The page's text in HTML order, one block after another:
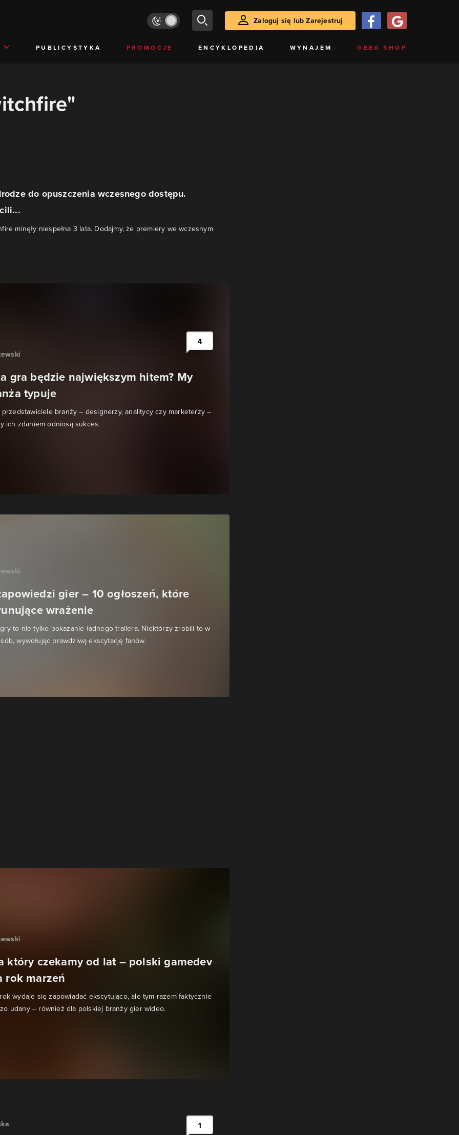
Zaloguj się lub Zarejestruj
PUBLICYSTYKA PROMOCJE ENCYKLOPEDIA WYNAJEM GEEK SHOP
do opuszczenia wczesnego dostępu.
minęły niespełna 3 lata. Dodajmy, że premiery we wczesnym
gra będzie największym hitem? My
typuje
branży – designerzy, analitycy czy marketerzy –
ich zdaniem odniosą sukces.
4
gier – 10 ogłoszeń, które
wrażenie
to nie tylko pokazanie ładnego trailera. Niektórzy zrobili to w
wywołując prawdziwą ekscytację fanów.
który czekamy od lat – polski gamedev
rok marzeń
wydaje się zapowiadać ekscytująco, ale tym razem faktycznie
udany – również dla polskiej branży gier wideo.
1